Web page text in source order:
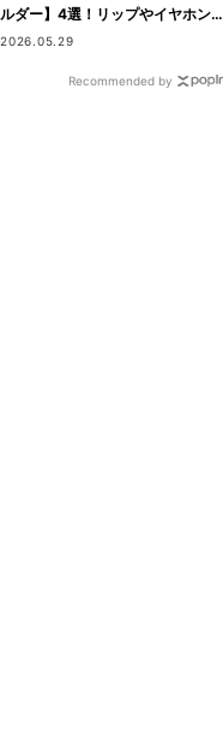
ルダー】4選！リップやイヤホンが
入るタイプも
2026.05.29
Recommended by